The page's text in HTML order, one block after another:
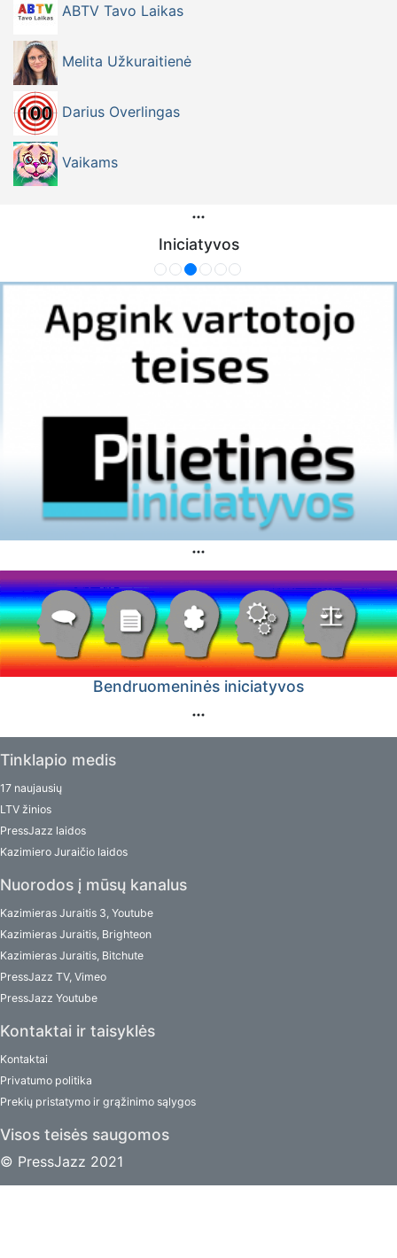
ABTV Tavo Laikas
Melita Užkuraitienė
Darius Overlingas
Vaikams
Iniciatyvos
Bendruomeninės iniciatyvos
Tinklapio medis
17 naujausių
LTV žinios
PressJazz laidos
Kazimiero Juraičio laidos
Nuorodos į mūsų kanalus
Kazimieras Juraitis 3, Youtube
Kazimieras Juraitis, Brighteon
Kazimieras Juraitis, Bitchute
PressJazz TV, Vimeo
PressJazz Youtube
Kontaktai ir taisyklės
Kontaktai
Privatumo politika
Prekių pristatymo ir grąžinimo sąlygos
Visos teisės saugomos
© PressJazz 2021